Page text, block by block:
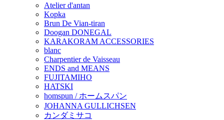
Atelier d'antan
Kopka
Brun De Vian-tiran
Doogan DONEGAL
KARAKORAM ACCESSORIES
blanc
Charpentier de Vaisseau
ENDS and MEANS
FUJITAMIHO
HATSKI
homspun / ホームスパン
JOHANNA GULLICHSEN
カンダミサコ